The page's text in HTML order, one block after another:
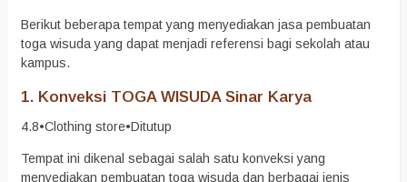
Berikut beberapa tempat yang menyediakan jasa pembuatan
toga wisuda yang dapat menjadi referensi bagi sekolah atau
kampus.
1. Konveksi TOGA WISUDA Sinar Karya
4.8•Clothing store•Ditutup
Tempat ini dikenal sebagai salah satu konveksi yang
menyediakan pembuatan toga wisuda dan berbagai jenis